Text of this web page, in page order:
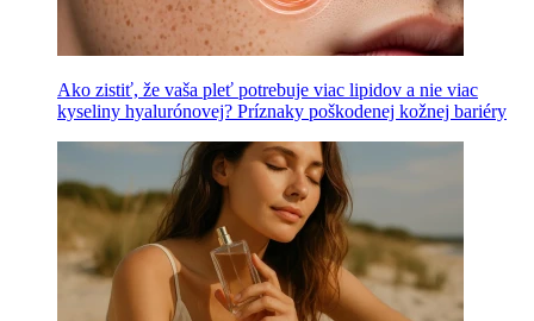
Ako zistiť, že vaša pleť potrebuje viac lipidov a nie viac
kyseliny hyalurónovej? Príznaky poškodenej kožnej bariéry